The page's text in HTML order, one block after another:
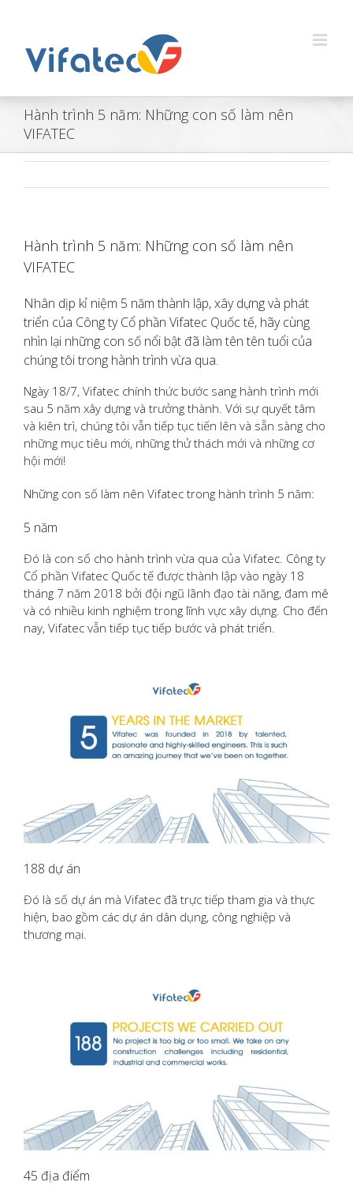
Hành trình 5 năm: Những con số làm nên
VIFATEC
Hành trình 5 năm: Những con số làm nên
VIFATEC
Nhân dịp kỉ niệm 5 năm thành lập, xây dựng và phát
triển của Công ty Cổ phần Vifatec Quốc tế, hãy cùng
nhìn lại những con số nổi bật đã làm tên tên tuổi của
chúng tôi trong hành trình vừa qua.
Ngày 18/7, Vifatec chính thức bước sang hành trình mới
sau 5 năm xây dựng và trưởng thành. Với sự quyết tâm
và kiên trì, chúng tôi vẫn tiếp tục tiến lên và sẵn sàng cho
những mục tiêu mới, những thử thách mới và những cơ
hội mới!
Những con số làm nên Vifatec trong hành trình 5 năm:
5 năm
Đó là con số cho hành trình vừa qua của Vifatec. Công ty
Cổ phần Vifatec Quốc tế được thành lập vào ngày 18
tháng 7 năm 2018 bởi đội ngũ lãnh đạo tài năng, đam mê
và có nhiều kinh nghiệm trong lĩnh vực xây dựng. Cho đến
nay, Vifatec vẫn tiếp tục tiếp bước và phát triển.
188 dự án
Đó là số dự án mà Vifatec đã trực tiếp tham gia và thực
hiện, bao gồm các dự án dân dụng, công nghiệp và
thương mại.
45 địa điểm